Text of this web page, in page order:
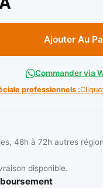
Ajouter Au
Commander via
professionnels :
48h à 72h autres
disponible.